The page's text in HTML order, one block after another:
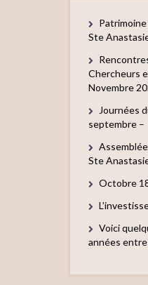
Ste
Chercheurs
Novembre
Journées
septembre –
Ste
Octobre
Voici
années